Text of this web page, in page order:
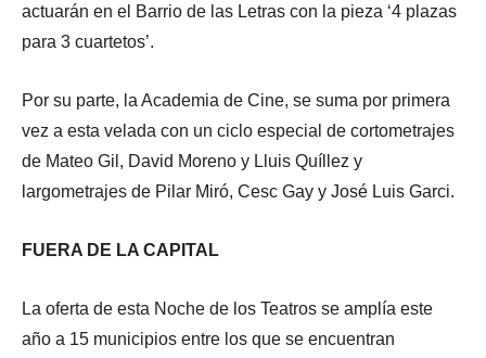
actuarán en el Barrio de las Letras con la pieza ‘4 plazas
para 3 cuartetos’.
Por su parte, la Academia de Cine, se suma por primera
vez a esta velada con un ciclo especial de cortometrajes
de Mateo Gil, David Moreno y Lluis Quíllez y
largometrajes de Pilar Miró, Cesc Gay y José Luis Garci.
FUERA DE LA CAPITAL
La oferta de esta Noche de los Teatros se amplía este
año a 15 municipios entre los que se encuentran